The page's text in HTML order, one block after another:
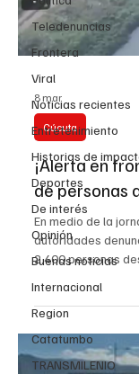
Teledenuncias
Frontera
Viral
Noticias recientes
Entretenimiento
Historias de
Deportes
De interés
Opinión
Buenas noticias
Internacional
Region
Catatumbo
TRANSMILENIO
8 mar
Cúcuta
¡Alerta en
de personas
En medio de la
autoridades
2.400 personas
elecciones. De
situación fue
ya adelanta
una presunta